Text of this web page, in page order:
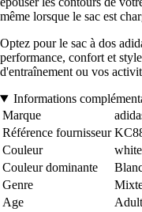
même lorsque le sac est
Optez pour le sac à dos
performance, confort et
d'entraînement ou vos
Informations
Marque
Référence fournisseur
Couleur
Couleur dominante
Genre
Age